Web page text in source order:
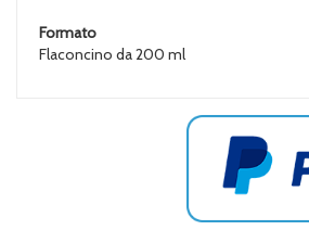
Formato
Flaconcino da 200 ml